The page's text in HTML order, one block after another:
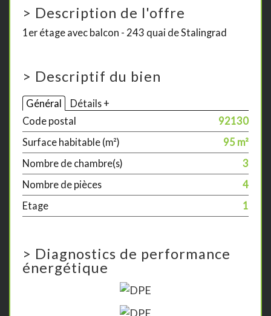
> Description de l'offre
1er étage avec balcon - 243 quai de Stalingrad
> Descriptif du bien
Général
Détails +
Code postal
92130
Surface habitable (m²)
95 m²
Nombre de chambre(s)
3
Nombre de pièces
4
Etage
1
> Diagnostics de performance
énergétique